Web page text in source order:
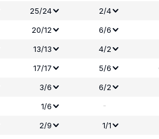
25/24 2/4
20/12 6/6
13/13
4/2
17/17 5/6
3/6
6/2
1/6 -
2/9
1/1